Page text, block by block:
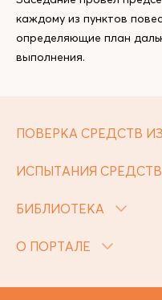
каждому из пунктов
определяющие план
выполнения.
ПОВЕРКА СРЕДСТВ
ИСПЫТАНИЯ
БИБЛИОТЕКА
О ПОРТАЛЕ